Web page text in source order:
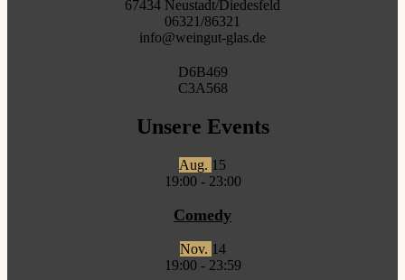
67434 Neustadt/Diedesfeld
06321/86321
info@weingut-glas.de
D6B469
C3A568
Unsere Events
Aug. 15
19:00- 23:00
Comedy
Nov. 14
19:00- 23:59